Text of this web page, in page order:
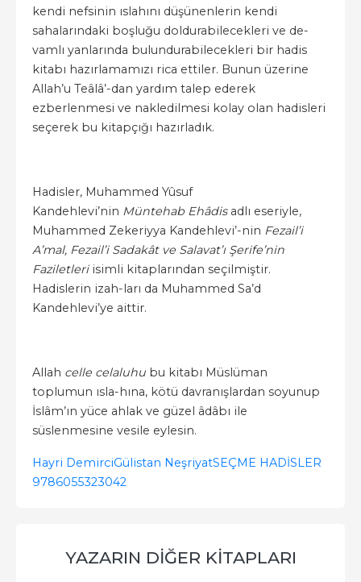
kendi nefsinin ıslahını düşünenlerin kendi
sahalarındaki boşluğu doldurabilecekleri ve de-
vamlı yanlarında bulundurabilecekleri bir hadis
kitabı hazırlamamızı rica ettiler. Bunun üzerine
Allah’u Teâlâ’-dan yardım talep ederek
ezberlenmesi ve nakledilmesi kolay olan hadisleri
seçerek bu kitapçığı hazırladık.
Hadisler, Muhammed Yûsuf
Kandehlevi’nin MüntehabEhâdisadlı eseriyle,
Muhammed Zekeriyya Kandehlevi’-nin Fezail’i
A’mal, Fezail’i Sadakât ve Salavat’ı Şerife’nin
Faziletleriisimli kitaplarından seçilmiştir.
Hadislerin izah-ları da Muhammed Sa’d
Kandehlevi’ye aittir.
Allah celle celaluhu bu kitabı Müslüman
toplumun ısla-hına, kötü davranışlardan soyunup
İslâm’ın yüce ahlak ve güzel âdâbı ile
süslenmesine vesile eylesin.
Hayri DemirciGülistan NeşriyatSEÇME HADİSLER
9786055323042
YAZARIN DIĞER KITAPLARI